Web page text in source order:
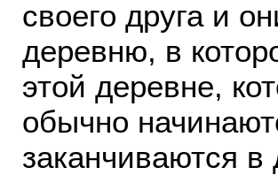
своего друга и
деревню, в
этой деревне,
обычно
заканчиваются в